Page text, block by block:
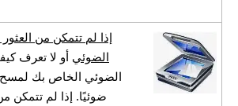
إذا لم تتمكن من
الضوئي أو لا تعرف
الضوئي الخاص بك لمسح
ضوئيًا. إذا لم تتمكن